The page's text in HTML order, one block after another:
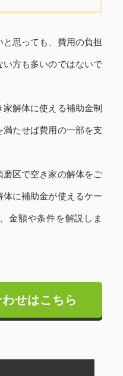
思っても、費用の負担
方も多いのではないで
解体に使える補助金制
たせば費用の一部を支
磨区で空き家の解体をご
に補助金が使えるケー
金額や条件を解説しま
せはこちら